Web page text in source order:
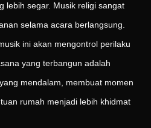
lebih segar. Musik religi sangat
selama acara berlangsung.
ini akan mengontrol perilaku
yang terbangun adalah
mendalam, membuat momen
rumah menjadi lebih khidmat